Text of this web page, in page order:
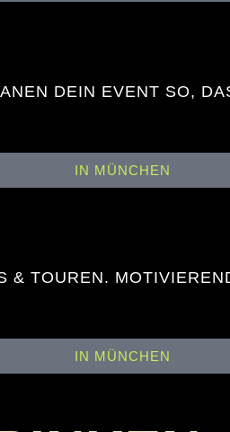
DEIN EVENT SO,
IN MÜNCHEN
TOUREN.
IN MÜNCHEN